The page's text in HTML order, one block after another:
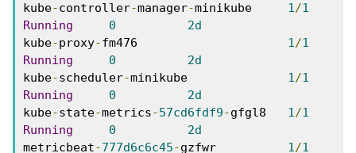
kube-controller-manager-minikube 1/1
Running
0
2d
kube-proxy-fm476 1/1
Running
0
2d
kube-scheduler-minikube 1/1
Running
0
2d
kube-state-metrics-57cd6fdf9-gfgl8 1/1
Running
0
2d
metricbeat-777d6c6c45-gzfwr 1/1